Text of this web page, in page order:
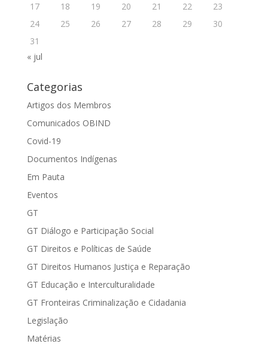
17
18 19 20 21 22
23
24
25 26 27 28 29
30
31
« jul
Categorias
Artigos dos Membros
Comunicados OBIND
Covid-19
Documentos Indígenas
Em Pauta
Eventos
GT
GT Diálogo e Participação Social
GT Direitos e Políticas de Saúde
GT Direitos Humanos Justiça e Reparação
GT Educação e Interculturalidade
GT Fronteiras Criminalização e Cidadania
Legislação
Matérias